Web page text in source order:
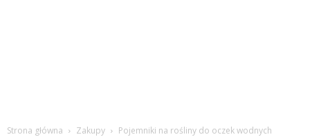
Strona główna Zakupy Pojemniki na rośliny do oczek wodnych